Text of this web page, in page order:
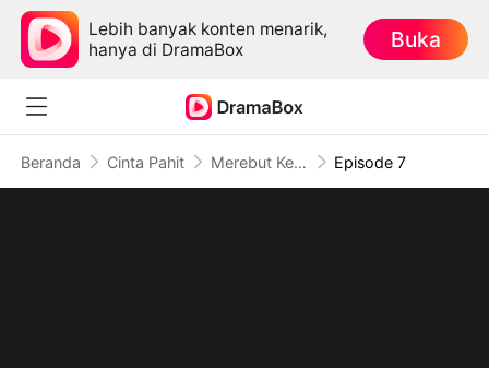
Lebih banyak konten menarik,
hanya di DramaBox
Buka
Beranda Cinta Pahit Merebut Kembali Harga Diri Episode 7